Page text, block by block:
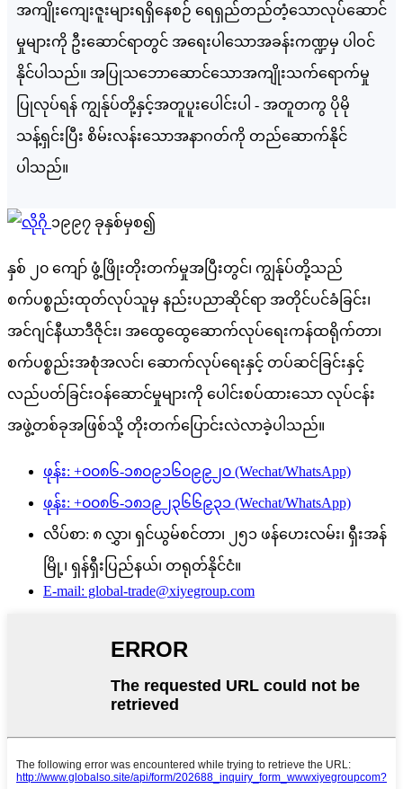
အကျိုးကျေးဇူးများရရှိနေစဉ် ရေရှည်တည်တံ့သောလုပ်ဆောင်
မှုများကို ဦးဆောင်ရာတွင် အရေးပါသောအခန်းကဏ္ဍမှ ပါဝင်
နိုင်ပါသည်။ အပြုသဘောဆောင်သောအကျိုးသက်ရောက်မှု
ပြုလုပ်ရန် ကျွန်ုပ်တို့နှင့်အတူပူးပေါင်းပါ - အတူတကွ ပိုမို
သန့်ရှင်းပြီး စိမ်းလန်းသောအနာဂတ်ကို တည်ဆောက်နိုင်
ပါသည်။
၁၉၉၇ ခုနှစ်မှစ၍
နှစ် ၂၀ ကျော် ဖွံ့ဖြိုးတိုးတက်မှုအပြီးတွင်၊ ကျွန်ုပ်တို့သည်
စက်ပစ္စည်းထုတ်လုပ်သူမှ နည်းပညာဆိုင်ရာ အတိုင်ပင်ခံခြင်း၊
အင်ဂျင်နီယာဒီဇိုင်း၊ အထွေထွေဆောက်လုပ်ရေးကန်ထရိုက်တာ၊
စက်ပစ္စည်းအစုံအလင်၊ ဆောက်လုပ်ရေးနှင့် တပ်ဆင်ခြင်းနှင့်
လည်ပတ်ခြင်းဝန်ဆောင်မှုများကို ပေါင်းစပ်ထားသော လုပ်ငန်း
အဖွဲ့တစ်ခုအဖြစ်သို့ တိုးတက်ပြောင်းလဲလာခဲ့ပါသည်။
ဖုန်း: +၀၀၈၆-၁၈၀၉၁၆၀၉၉၂၀ (Wechat/WhatsApp)
ဖုန်း: +၀၀၈၆-၁၈၁၉၂၃၆၆၉၃၁ (Wechat/WhatsApp)
လိပ်စာ: ၈ လွှာ၊ ရှင်ယွမ်စင်တာ၊ ၂၅၁ ဖန်ဟေးလမ်း၊ ရှီးအန်
မြို့၊ ရှန်ရှီးပြည်နယ်၊ တရုတ်နိုင်ငံ။
E-mail: global-trade@xiyegroup.com